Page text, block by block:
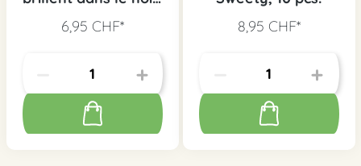
6,95 CHF*
8,95 CHF*